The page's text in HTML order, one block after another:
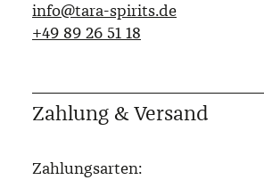
info@tara-spirits.de
‭+49 89 26 51 18‬
Zahlung & Versand
Zahlungsarten: